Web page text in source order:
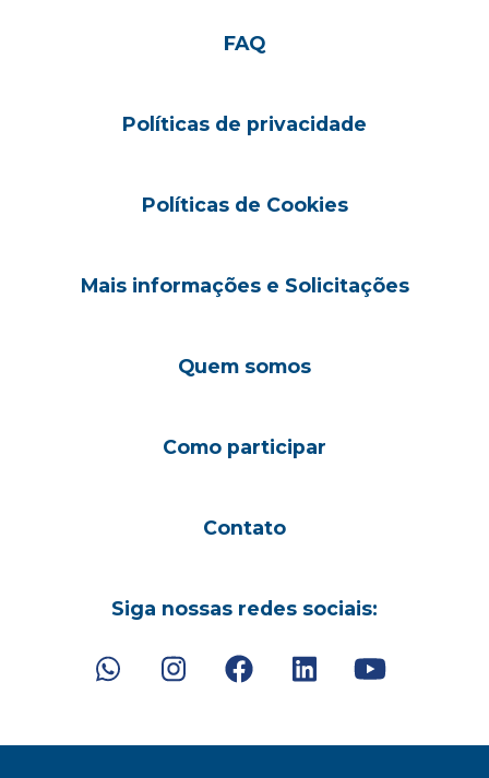
FAQ
Políticas de privacidade
Políticas de Cookies
Mais informações e Solicitações
Quem somos
Como participar
Contato
Siga nossas redes sociais: